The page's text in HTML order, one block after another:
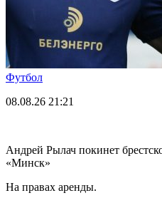
Футбол
08.08.26 21:21
Андрей Рылач покинет
«Минск»
На правах аренды.